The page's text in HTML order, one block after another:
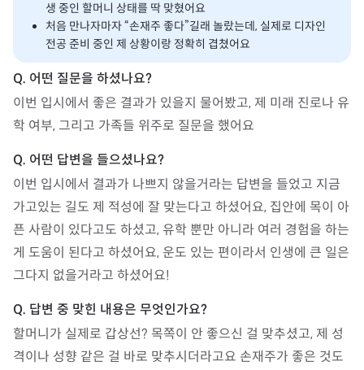
생 중인 할머니 상태를 딱 맞혔어요
처음 만나자마자 “손재주 좋다”길래 놀랐는데, 실제로 디자인
전공 준비 중인 제 상황이랑 정확히 겹쳤어요
이번 입시에서 좋은 결과가 있을지 물어봤고, 제 미래 진로나 유
학 여부, 그리고 가족들 위주로 질문을 했어요
이번 입시에서 결과가 나쁘지 않을거라는 답변을 들었고 지금
가고있는 길도 제 적성에 잘 맞는다고 하셨어요, 집안에 목이 아
픈 사람이 있다고도 하셨고, 유학 뿐만 아니라 여러 경험을 하는
게 도움이 된다고 하셨어요, 운도 있는 편이라서 인생에 큰 일은
그다지 없을거라고 하셨어요!
할머니가 실제로 갑상선? 목쪽이 안 좋으신 걸 맞추셨고, 제 성
격이나 성향 같은 걸 바로 맞추시더라고요 손재주가 좋은 것도